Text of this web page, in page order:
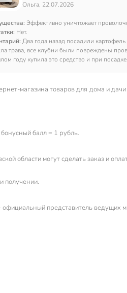
Ольга, 22.07.2026
Эффективно уничтожает
Нет.
Два года назад посадили картофель
трава, все клубни были повреждены
году купила это средство и при посадке
магазина товаров для дома и
балл = 1 рубль.
области могут сделать заказ и
получении.
представитель ведущих